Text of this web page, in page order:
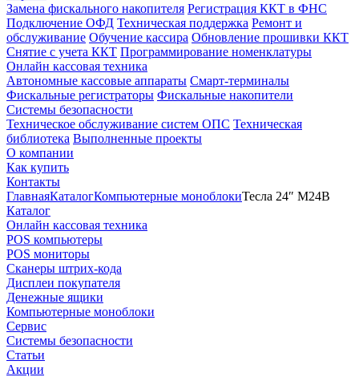
Замена фискального накопителя Регистрация ККТ в ФНС
Подключение ОФД Техническая поддержка Ремонт и
обслуживание Обучение кассира Обновление прошивки ККТ
Снятие с учета ККТ Программирование номенклатуры
Онлайн кассовая техника
Автономные кассовые аппараты Смарт-терминалы
Фискальные регистраторы Фискальные накопители
Системы безопасности
Техническое обслуживание систем ОПС Техническая
библиотека Выполненные проекты
О компании
Как купить
Контакты
ГлавнаяКаталогКомпьютерные моноблокиТесла 24″ M24B
Каталог
Онлайн кассовая техника
POS компьютеры
POS мониторы
Сканеры штрих-кода
Дисплеи покупателя
Денежные ящики
Компьютерные моноблоки
Сервис
Системы безопасности
Статьи
Акции